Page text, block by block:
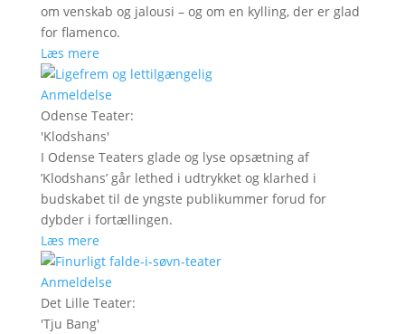
om venskab og jalousi – og om en kylling, der er glad
for flamenco.
Læs mere
Anmeldelse
Odense Teater:
'Klodshans'
I Odense Teaters glade og lyse opsætning af
’Klodshans’ går lethed i udtrykket og klarhed i
budskabet til de yngste publikummer forud for
dybder i fortællingen.
Læs mere
Anmeldelse
Det Lille Teater:
'Tju Bang'